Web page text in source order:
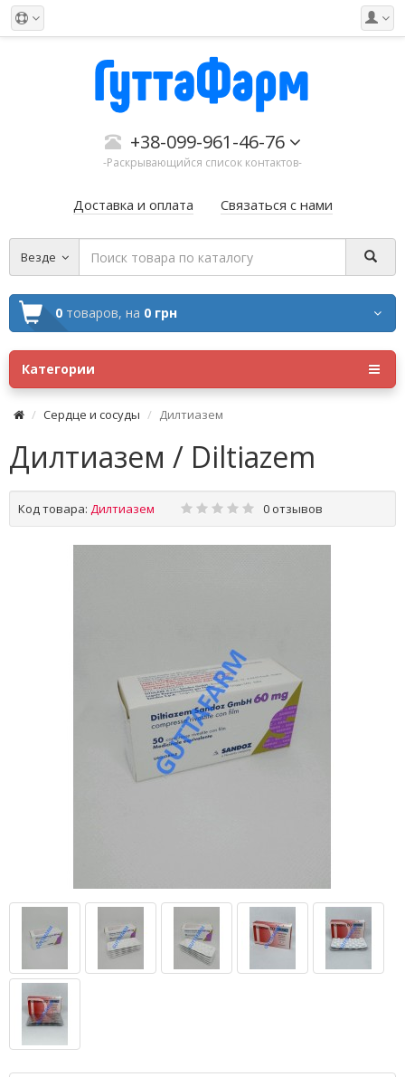
+38-099-961-46-76
-Раскрывающийся список контактов-
Доставка и оплата Связаться с нами
Везде
0 товаров, на 0 грн
Категории
Сердце и сосуды Дилтиазем
Дилтиазем / Diltiazem
Код товара: Дилтиазем 0 отзывов